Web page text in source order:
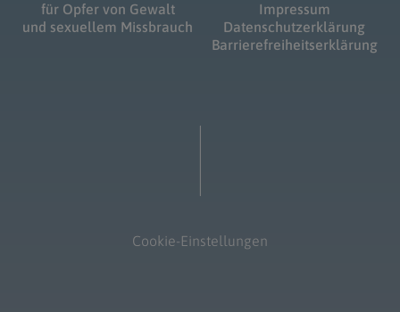
für Opfer von Gewalt
und sexuellem Missbrauch
Impressum
Datenschutzerklärung
Barrierefreiheitserklärung
Cookie-Einstellungen